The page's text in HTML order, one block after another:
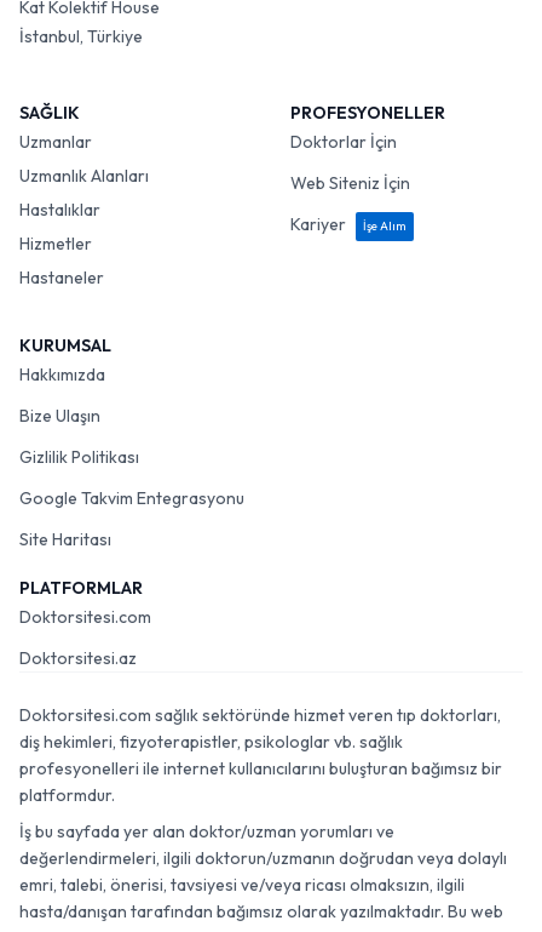
Kat Kolektif House
İstanbul, Türkiye
SAĞLIK
Uzmanlar
Uzmanlık Alanları
Hastalıklar
Hizmetler
Hastaneler
PROFESYONELLER
Doktorlar İçin
Web Siteniz İçin
Kariyer
İşe Alım
KURUMSAL
Hakkımızda
Bize Ulaşın
Gizlilik Politikası
Google Takvim Entegrasyonu
Site Haritası
PLATFORMLAR
Doktorsitesi.com
Doktorsitesi.az
Doktorsitesi.com sağlık sektöründe hizmet veren tıp doktorları,
diş hekimleri, fizyoterapistler, psikologlar vb. sağlık
profesyonelleri ile internet kullanıcılarını buluşturan bağımsız bir
platformdur.
İş bu sayfada yer alan doktor/uzman yorumları ve
değerlendirmeleri, ilgili doktorun/uzmanın doğrudan veya dolaylı
emri, talebi, önerisi, tavsiyesi ve/veya ricası olmaksızın, ilgili
hasta/danışan tarafından bağımsız olarak yazılmaktadır. Bu web